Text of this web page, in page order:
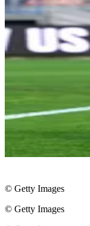
© Getty Images
© Getty Images